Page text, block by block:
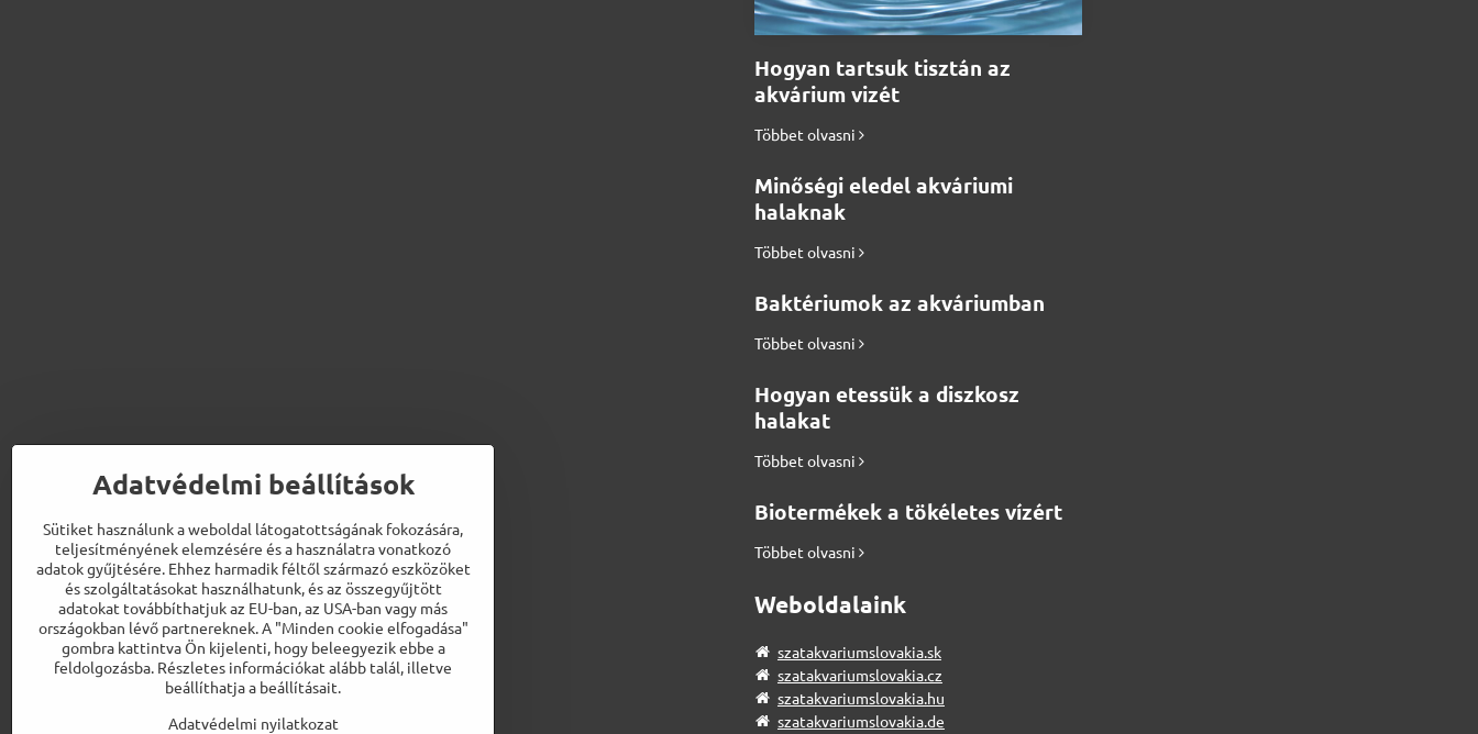
Hogyan tartsuk tisztán az
akvárium vizét
Többet olvasni
Minőségi eledel akváriumi
halaknak
Többet olvasni
Baktériumok az akváriumban
Többet olvasni
Hogyan etessük a diszkosz
halakat
Többet olvasni
Biotermékek a tökéletes vízért
Többet olvasni
Weboldalaink
szatakvariumslovakia.sk
szatakvariumslovakia.cz
szatakvariumslovakia.hu
szatakvariumslovakia.de
Adatvédelmi beállítások
Sütiket használunk a weboldal látogatottságának fokozására,
teljesítményének elemzésére és a használatra vonatkozó
adatok gyűjtésére. Ehhez harmadik féltől származó eszközöket
és szolgáltatásokat használhatunk, és az összegyűjtött
adatokat továbbíthatjuk az EU-ban, az USA-ban vagy más
országokban lévő partnereknek. A "Minden cookie elfogadása"
gombra kattintva Ön kijelenti, hogy beleegyezik ebbe a
feldolgozásba. Részletes információkat alább talál, illetve
beállíthatja a beállításait.
Adatvédelmi nyilatkozat